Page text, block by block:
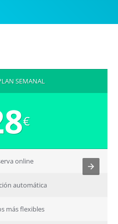
SEMANAL
€
online
automática
más flexibles